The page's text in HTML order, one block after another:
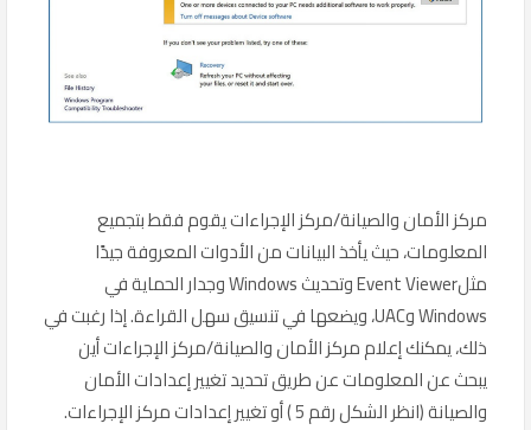
مركز الأمان والصيانة/مركز الإجراءات يقوم فقط بتجميع
المعلومات، حيث يأخذ البيانات من الأدوات المعروفة جيدًا
مثلEvent Viewer وتحديث Windows وجدار الحماية في
Windows وUAC، ويضعها في تنسيق سهل القراءة. إذا رغبت في
ذلك، يمكنك إعلام مركز الأمان والصيانة/مركز الإجراءات أين
يبحث عن المعلومات عن طريق تحديد تغيير إعدادات الأمان
والصيانة (انظر الشكل رقم 5 ) أو تغيير إعدادات مركز الإجراءات.